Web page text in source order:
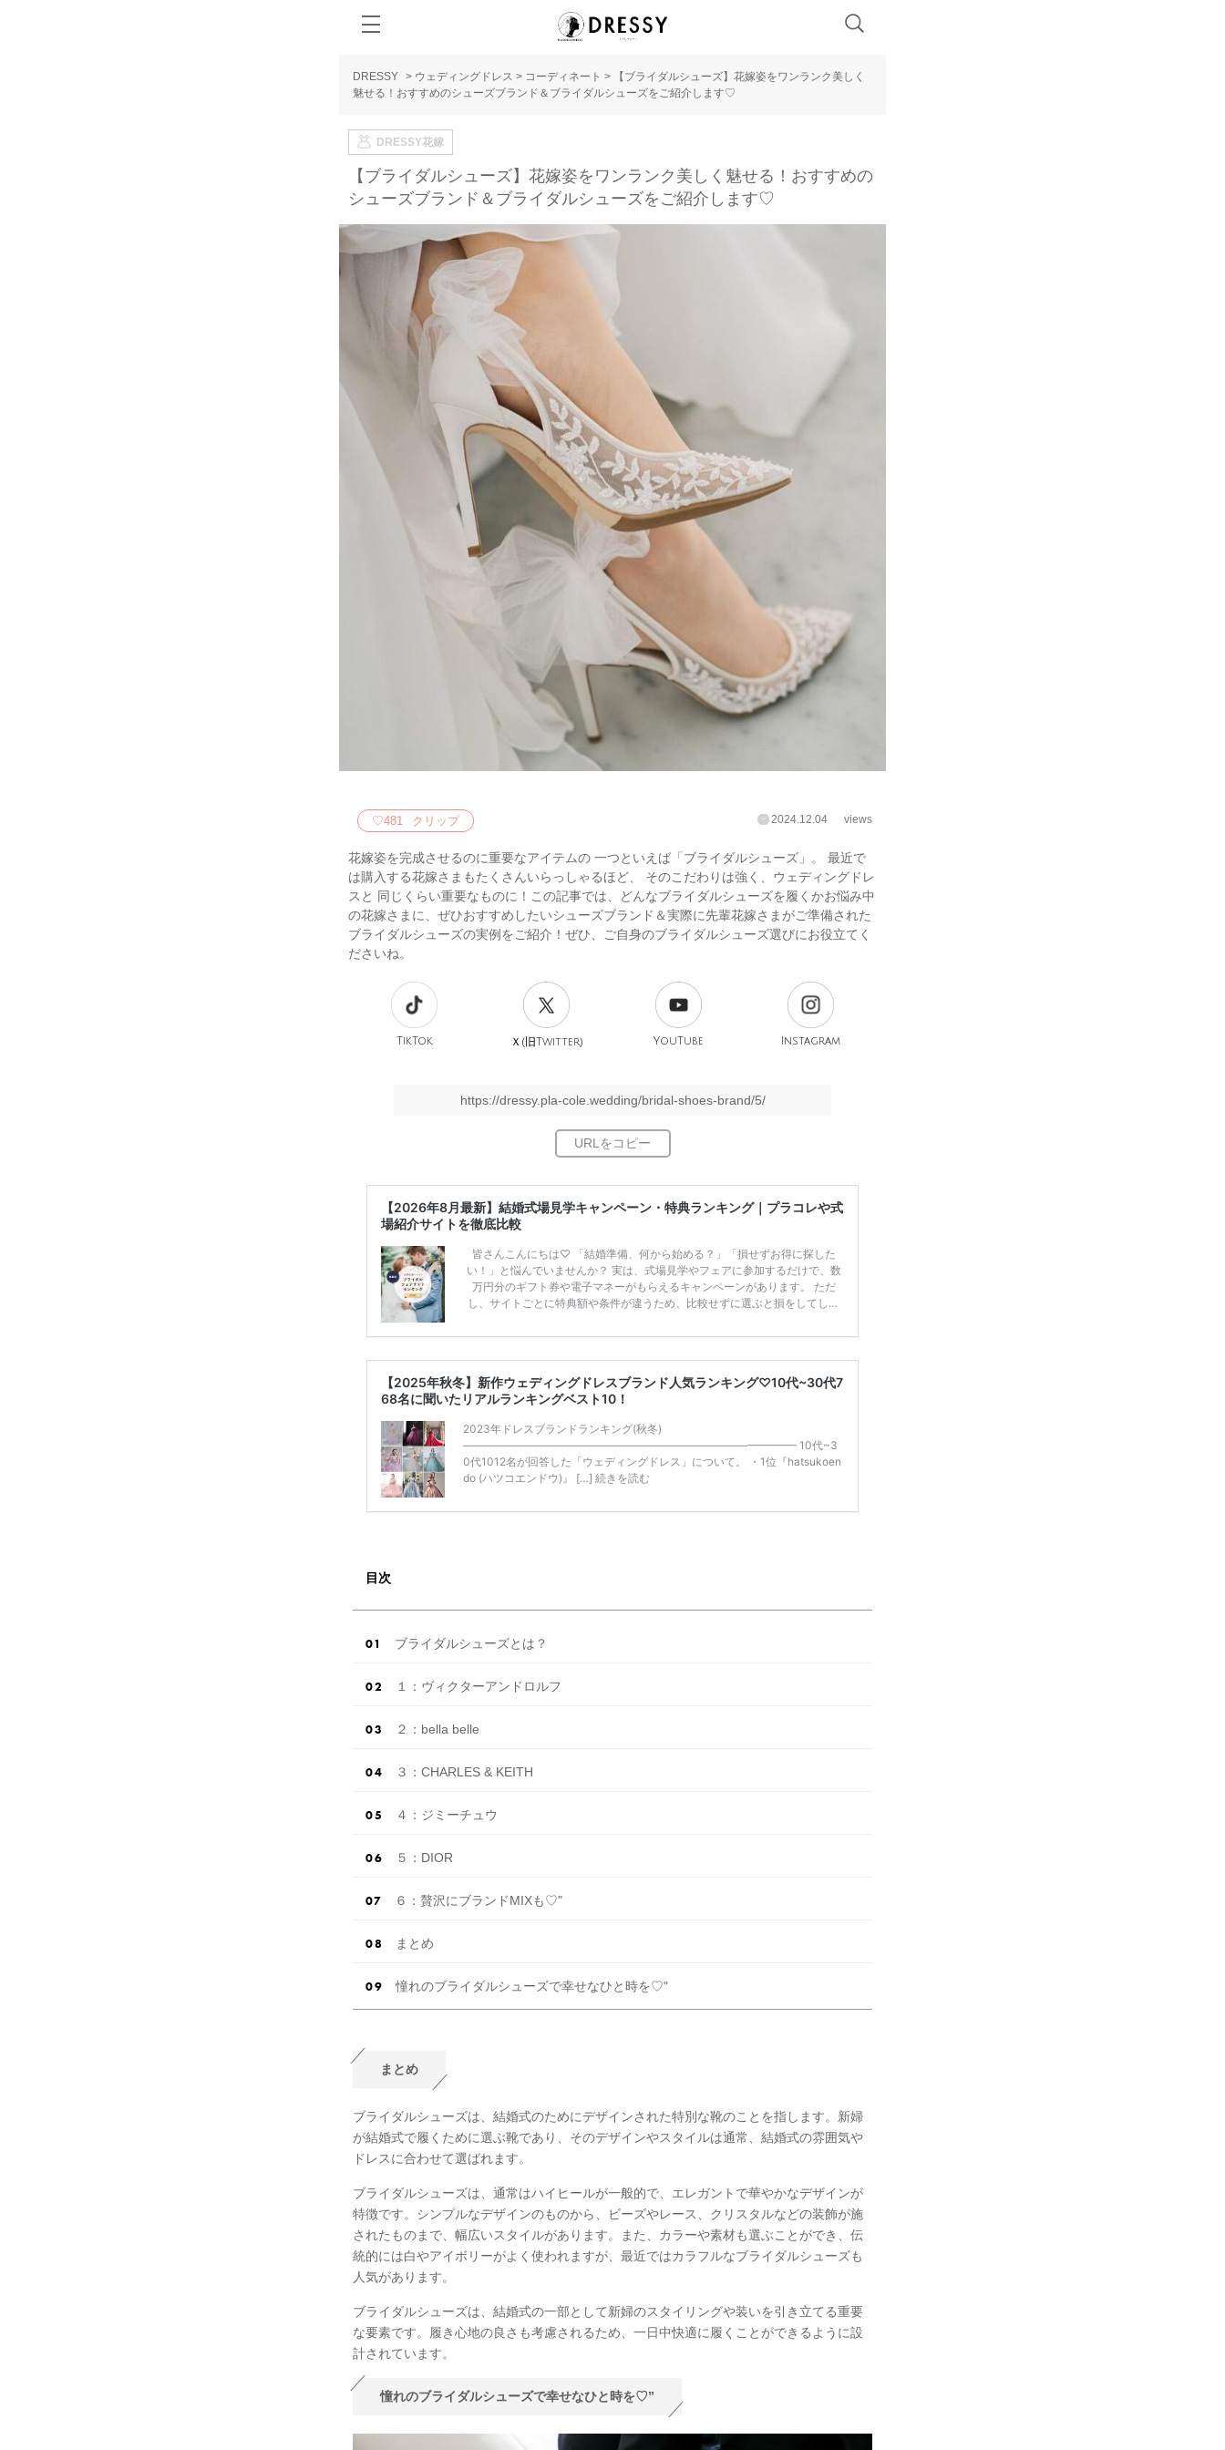
DRESSY > ウェディングドレス > コーディネート >
【ブライダルシューズ】花嫁姿をワンランク美しく
魅せる！おすすめのシューズブランド＆ブライダルシューズをご紹介します♡
DRESSY花嫁
【ブライダルシューズ】花嫁姿をワンランク美しく魅せる！おすすめの
シューズブランド＆ブライダルシューズをご紹介します♡
♡481 クリップ 2024.12.04 views
花嫁姿を完成させるのに重要なアイテムの 一つといえば「ブライダルシューズ」。 最近で
は購入する花嫁さまもたくさんいらっしゃるほど、 そのこだわりは強く、ウェディングドレ
スと 同じくらい重要なものに！この記事では、どんなブライダルシューズを履くかお悩み中
の花嫁さまに、ぜひおすすめしたいシューズブランド＆実際に先輩花嫁さまがご準備された
ブライダルシューズの実例をご紹介！ぜひ、ご自身のブライダルシューズ選びにお役立てく
ださいね。
TikTok Ｘ(旧Twitter) YouTube Instagram
https://dressy.pla-cole.wedding/bridal-shoes-brand/5/
【2026年8月最新】結婚式場見学キャンペーン・特典ランキング｜プラコレや式
場紹介サイトを徹底比較
皆さんこんにちは♡ 「結婚準備、何から始める？」「損せずお得に探した
い！」と悩んでいませんか？ 実は、式場見学やフェアに参加するだけで、数
万円分のギフト券や電子マネーがもらえるキャンペーンがあります。 ただ
し、サイトごとに特典額や条件が違うため、比較せずに選ぶと損をしてしま
ンペーン特典ランキングを公開！ 比較サイト：プラコレ、ゼクシィ、ハナユ
補を絞れる「ウェディング診断」か、体験型 […]続きを読む
【2025年秋冬】新作ウェディングドレスブランド人気ランキング♡10代~30代7
68名に聞いたリアルランキングベスト10！
2023年ドレスブランドランキング(秋冬)
——————————————————————————————– 10代~3
0代1012名が回答した「ウェディングドレス」について。 ・1位『hatsukoen
do (ハツコエンドウ)』 […] 続きを読む
目次
ブライダルシューズとは？
１：ヴィクターアンドロルフ
２：bella belle
３：CHARLES & KEITH
４：ジミーチュウ
５：DIOR
６：贅沢にブランドMIXも♡"
まとめ
憧れのブライダルシューズで幸せなひと時を♡"
まとめ
ブライダルシューズは、結婚式のためにデザインされた特別な靴のことを指します。新婦
が結婚式で履くために選ぶ靴であり、そのデザインやスタイルは通常、結婚式の雰囲気や
ドレスに合わせて選ばれます。
ブライダルシューズは、通常はハイヒールが一般的で、エレガントで華やかなデザインが
特徴です。シンプルなデザインのものから、ビーズやレース、クリスタルなどの装飾が施
されたものまで、幅広いスタイルがあります。また、カラーや素材も選ぶことができ、伝
統的には白やアイボリーがよく使われますが、最近ではカラフルなブライダルシューズも
人気があります。
ブライダルシューズは、結婚式の一部として新婦のスタイリングや装いを引き立てる重要
な要素です。履き心地の良さも考慮されるため、一日中快適に履くことができるように設
計されています。
憧れのブライダルシューズで幸せなひと時を♡”